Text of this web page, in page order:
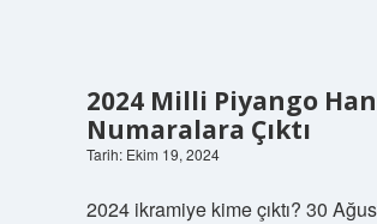
2024 Milli Piyango
Numaralara Çıktı
Tarih: Ekim 19, 2024
2024 ikramiye kime çıktı? 30